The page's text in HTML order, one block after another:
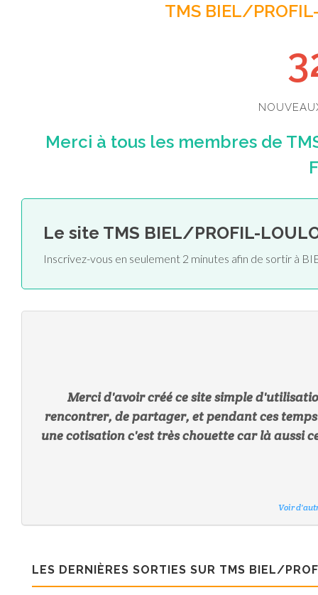
TMS BIEL/
Merci à tous les membres de
Le site TMS BIEL/PROFIL-
Inscrivez-vous en seulement 2 minutes afin de sortir à
Merci d'avoir créé ce site simple
rencontrer, de partager, et pendant ces
une cotisation c'est très chouette car là aussi
Voir
Voir
LES DERNIÈRES SORTIES SUR TMS BIEL/